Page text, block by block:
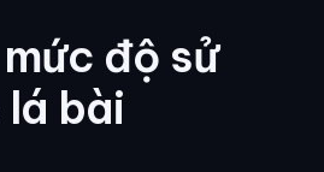
độ sử
bài